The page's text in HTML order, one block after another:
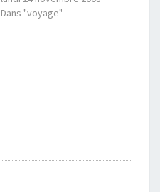
Dans "voyage"